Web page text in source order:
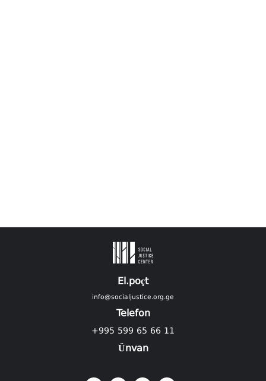
El.poçt
info@socialjustice.org.ge
Telefon
+995 599 65 66 11
Ünvan